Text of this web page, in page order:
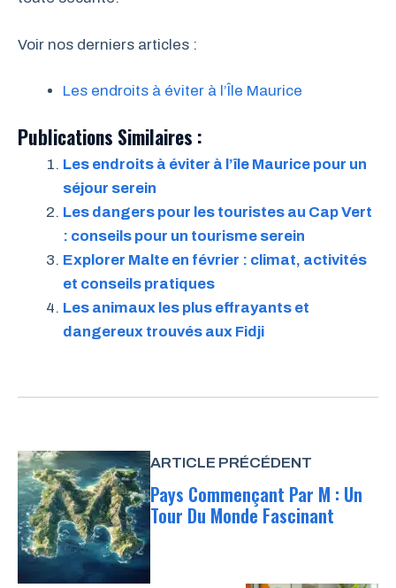
Voir nos derniers articles :
Les endroits à éviter à l’Île Maurice
Publications Similaires :
Les endroits à éviter à l’île Maurice pour un
séjour serein
Les dangers pour les touristes au Cap Vert
: conseils pour un tourisme serein
Explorer Malte en février : climat, activités
et conseils pratiques
Les animaux les plus effrayants et
dangereux trouvés aux Fidji
ARTICLE PRÉCÉDENT
Pays Commençant Par M : Un
Tour Du Monde Fascinant